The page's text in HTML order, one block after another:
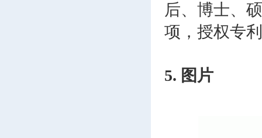
后、博士、
项，授权专
5. 图片